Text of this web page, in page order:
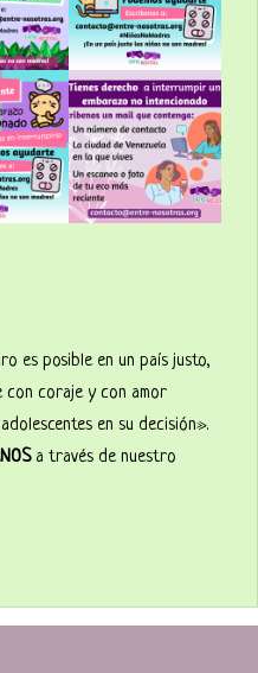
es posible en un país justo,
con coraje y con amor
en su decisión».
a través de nuestro